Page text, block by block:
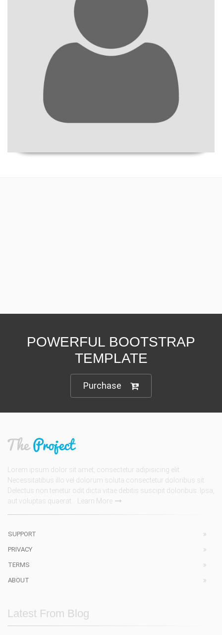
Developer
POWERFUL BOOTSTRAP
TEMPLATE
Purchase
Lorem ipsum dolor sit amet, consectetur adipisicing elit.
Necessitatibus illo vel dolorum soluta consectetur doloribus sit.
Delectus non tenetur odit dicta vitae debitis suscipit doloribus. Ipsa,
aut voluptas quaerat...
Learn More
SUPPORT
PRIVACY
TERMS
ABOUT
Latest From Blog